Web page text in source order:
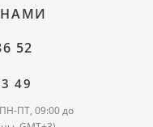
НАМИ
52
49
ПТ, 09:00 до